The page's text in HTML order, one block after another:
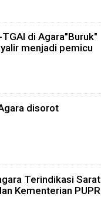
di Agara"Buruk"
menjadi pemicu
disorot
Terindikasi Sarat
Kementerian PUPR